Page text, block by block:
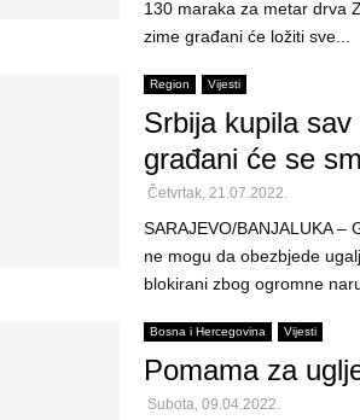
130 maraka za metar drva
zime građani će ložiti sve...
Region Vijesti
Srbija kupila
građani će se
Četvrtak, 21.07.2022.
SARAJEVO/BANJALUKA –
ne mogu da obezbjede
blokirani zbog ogromne
Bosna i Hercegovina Vijesti
Pomama za
Subota, 09.04.2022.